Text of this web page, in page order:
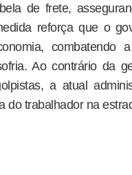
de frete,
reforça que o
combatendo
Ao contrário da
a atual
do trabalhador na